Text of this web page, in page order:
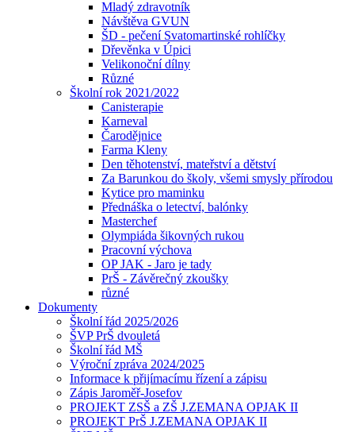
Mladý zdravotník
Návštěva GVUN
ŠD - pečení Svatomartinské rohlíčky
Dřevěnka v Úpici
Velikonoční dílny
Různé
Školní rok 2021/2022
Canisterapie
Karneval
Čarodějnice
Farma Kleny
Den těhotenství, mateřství a dětství
Za Barunkou do školy, všemi smysly přírodou
Kytice pro maminku
Přednáška o letectví, balónky
Masterchef
Olympiáda šikovných rukou
Pracovní výchova
OP JAK - Jaro je tady
PrŠ - Závěrečný zkoušky
různé
Dokumenty
Školní řád 2025/2026
ŠVP PrŠ dvouletá
Školní řád MŠ
Výroční zpráva 2024/2025
Informace k přijímacímu řízení a zápisu
Zápis Jaroměř-Josefov
PROJEKT ZSŠ a ZŠ J.ZEMANA OPJAK II
PROJEKT PrŠ J.ZEMANA OPJAK II